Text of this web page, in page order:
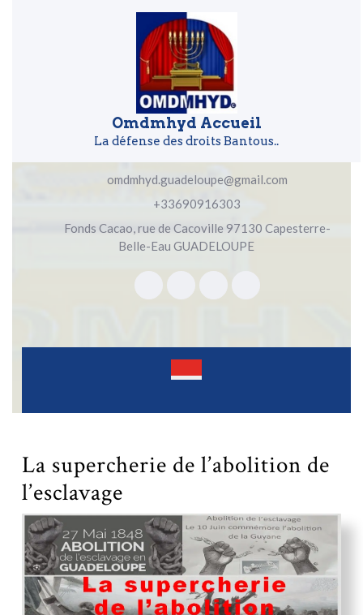
Omdmhyd Accueil
La défense des droits Bantous..
omdmhyd.guadeloupe@gmail.com
+33690916303
Fonds Cacao, rue de Cacoville 97130 Capesterre-
Belle-Eau GUADELOUPE
La supercherie de l’abolition de
l’esclavage